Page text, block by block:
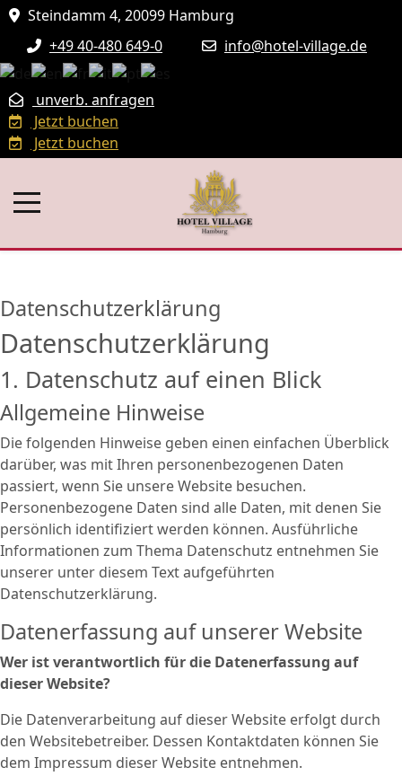
Steindamm 4, 20099 Hamburg
+49 40-480 649-0
info@hotel-village.de
unverb. anfragen
Jetzt buchen
Jetzt buchen
Datenschutzerklärung
Datenschutzerklärung
1. Datenschutz auf einen Blick
Allgemeine Hinweise
Die folgenden Hinweise geben einen einfachen Überblick
darüber, was mit Ihren personenbezogenen Daten
passiert, wenn Sie unsere Website besuchen.
Personenbezogene Daten sind alle Daten, mit denen Sie
persönlich identifiziert werden können. Ausführliche
Informationen zum Thema Datenschutz entnehmen Sie
unserer unter diesem Text aufgeführten
Datenschutzerklärung.
Datenerfassung auf unserer Website
Wer ist verantwortlich für die Datenerfassung auf
dieser Website?
Die Datenverarbeitung auf dieser Website erfolgt durch
den Websitebetreiber. Dessen Kontaktdaten können Sie
dem Impressum dieser Website entnehmen.